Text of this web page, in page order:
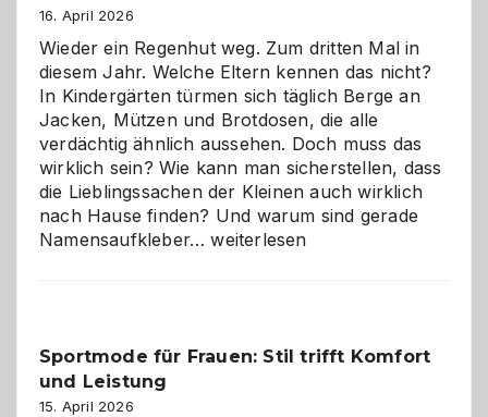
Wahl?
16. April 2026
Wieder ein Regenhut weg. Zum dritten Mal in
diesem Jahr. Welche Eltern kennen das nicht?
In Kindergärten türmen sich täglich Berge an
Jacken, Mützen und Brotdosen, die alle
verdächtig ähnlich aussehen. Doch muss das
wirklich sein? Wie kann man sicherstellen, dass
die Lieblingssachen der Kleinen auch wirklich
nach Hause finden? Und warum sind gerade
Namensaufkleber…Namensaufkleber
gegen
weiterlesen
Sportmode für Frauen: Stil trifft Komfort
und Leistung
15. April 2026